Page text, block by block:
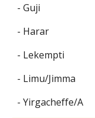
- Guji
- Harar
- Lekempti
- Limu/Jimma
- Yirgacheffe/A